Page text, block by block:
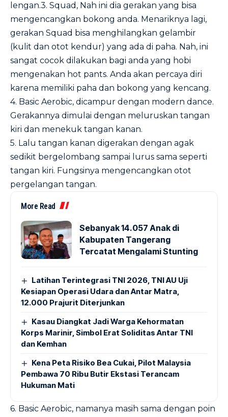
lengan.3. Squad, Nah ini dia gerakan yang bisa
mengencangkan bokong anda. Menariknya lagi,
gerakan Squad bisa menghilangkan gelambir
(kulit dan otot kendur) yang ada di paha. Nah, ini
sangat cocok dilakukan bagi anda yang hobi
mengenakan hot pants. Anda akan percaya diri
karena memiliki paha dan bokong yang kencang.
4. Basic Aerobic, dicampur dengan modern dance.
Gerakannya dimulai dengan meluruskan tangan
kiri dan menekuk tangan kanan.
5. Lalu tangan kanan digerakan dengan agak
sedikit bergelombang sampai lurus sama seperti
tangan kiri. Fungsinya mengencangkan otot
pergelangan tangan.
More Read
Sebanyak 14.057 Anak di
Kabupaten Tangerang
Tercatat Mengalami Stunting
Latihan Terintegrasi TNI 2026, TNI AU Uji
Kesiapan Operasi Udara dan Antar Matra,
12.000 Prajurit Diterjunkan
Kasau Diangkat Jadi Warga Kehormatan
Korps Marinir, Simbol Erat Soliditas Antar TNI
dan Kemhan
Kena Peta Risiko Bea Cukai, Pilot Malaysia
Pembawa 70 Ribu Butir Ekstasi Terancam
Hukuman Mati
6. Basic Aerobic, namanya masih sama dengan poin